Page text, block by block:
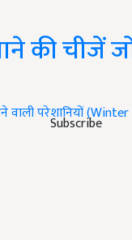
Subscribe
की चीजें
परेशानियों